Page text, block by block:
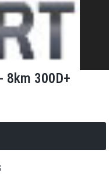
-
8km 300D+